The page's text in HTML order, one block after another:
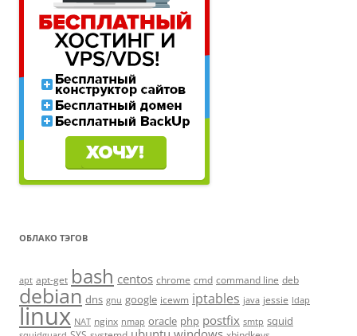
ОБЛАКО ТЭГОВ
apt apt-get bash centos chrome cmd command line deb
debian dns gnu google icewm iptables java jessie ldap
linux NAT nginx nmap oracle php postfix smtp squid